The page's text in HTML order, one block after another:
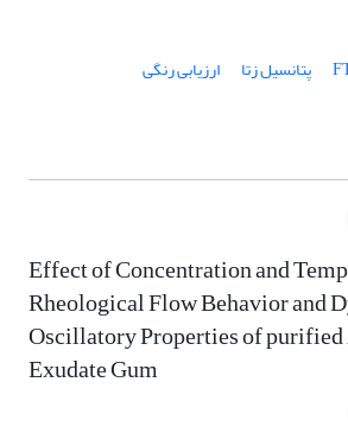
پتانسیل زتا
ارزیابی رنگی
Effect of Concentration and
Rheological Flow Behavior and
Oscillatory Properties of
Exudate Gum